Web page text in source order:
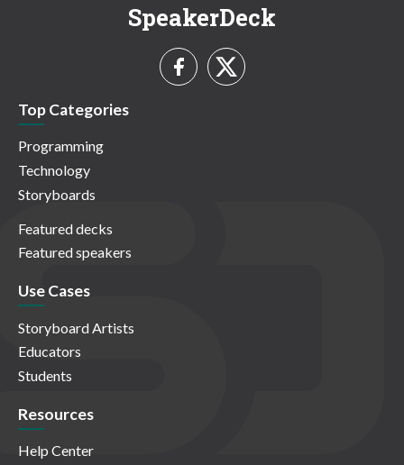
SpeakerDeck
Top Categories
Programming
Technology
Storyboards
Featured decks
Featured speakers
Use Cases
Storyboard Artists
Educators
Students
Resources
Help Center